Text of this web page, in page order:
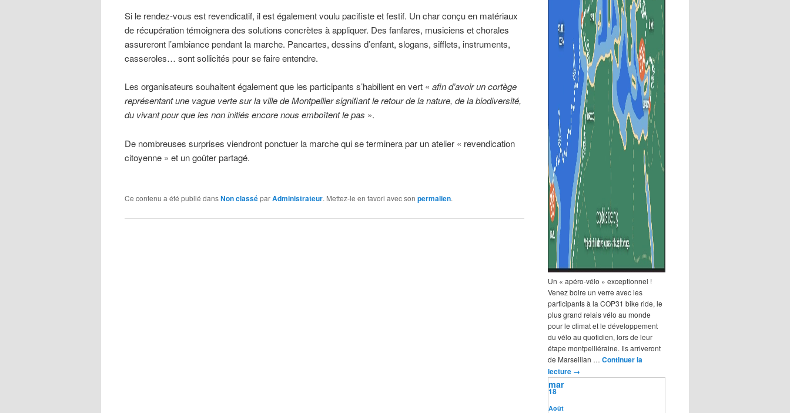
Si le rendez-vous est revendicatif, il est également voulu pacifiste et festif. Un char conçu en matériaux
de récupération témoignera des solutions concrètes à appliquer. Des fanfares, musiciens et chorales
assureront l’ambiance pendant la marche. Pancartes, dessins d’enfant, slogans, sifflets, instruments,
casseroles… sont sollicités pour se faire entendre.
Les organisateurs souhaitent également que les participants s’habillent en vert « afin d’avoir un cortège
représentant une vague verte sur la ville de Montpellier signifiant le retour de la nature, de la biodiversité,
du vivant pour que les non initiés encore nous emboîtent le pas ».
De nombreuses surprises viendront ponctuer la marche qui se terminera par un atelier « revendication
citoyenne » et un goûter partagé.
Ce contenu a été publié dansNon classéparAdministrateur. Mettez-le en favori avec son permalien.
Un « apéro-vélo » exceptionnel !
Venez boire un verre avec les
participants à la COP31 bike ride, le
plus grand relais vélo au monde
pour le climat et le développement
du vélo au quotidien, lors de leur
étape montpelliéraine. Ils arriveront
de Marseillan … Continuer la
lecture →
Août
18
mar